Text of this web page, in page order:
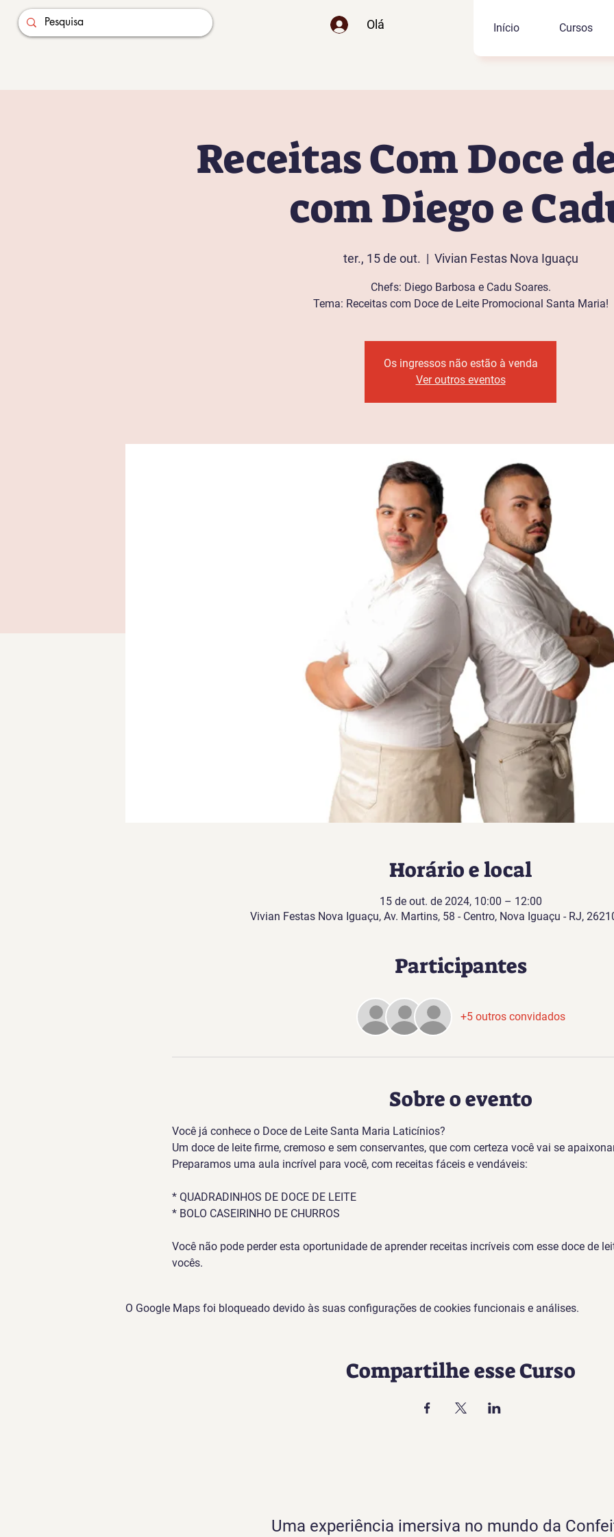
Olá Início Cursos
Receitas Com Doce
com Diego e
ter., 15 de out.
  |
Vivian Festas Nova Iguaçu
Chefs: Diego Barbosa e Cadu Soares.
Tema: Receitas com Doce de Leite Promocional Santa Maria!
Os ingressos não estão à venda
Ver outros eventos
Horário e local
15 de out. de 2024, 10:00 – 12:00
Vivian Festas Nova Iguaçu, Av. Martins, 58 - Centro, Nova Iguaçu - RJ,
Participantes
+5 outros convidados
Sobre o evento
Você já conhece o Doce de Leite Santa Maria Laticínios?
Um doce de leite firme, cremoso e sem conservantes, que com certeza você vai se
Preparamos uma aula incrível para você, com receitas fáceis e vendáveis:
* QUADRADINHOS DE DOCE DE LEITE
* BOLO CASEIRINHO DE CHURROS
Você não pode perder esta oportunidade de aprender receitas incríveis com esse doce de
vocês.
O Google Maps foi bloqueado devido às suas configurações de cookies funcionais e análises.
Compartilhe esse Curso
Uma experiência imersiva no mundo da